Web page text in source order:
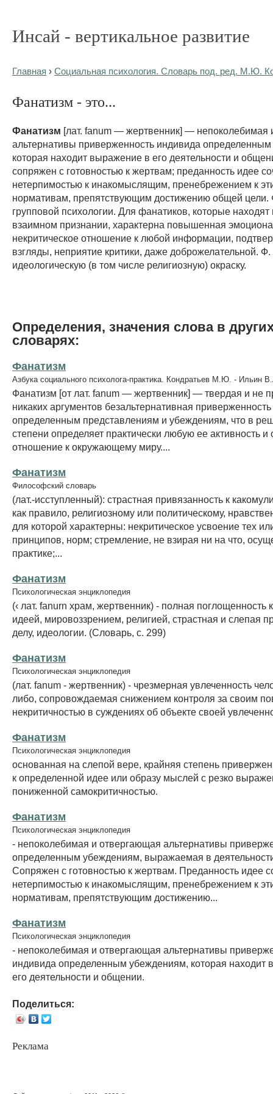
Инсай - вертикальное развитие
Главная › Социальная психология. Словарь под. ред. М.Ю.
Фанатизм - это...
Фанатизм [лат. fanum — жертвенник] — непоколебимая
альтернативы приверженность индивида
которая находит выражение в его деятельности и
сопряжен с готовностью к жертвам; преданность идее
нетерпимостью к инакомыслящим, пренебрежением к
нормативам, препятствующим достижению общей
групповой психологии. Для фанатиков, которые
взаимном признании, характерна повышенная
некритическое отношение к любой информации,
взгляды, неприятие критики, даже доброжелательной. Ф.
идеологическую (в том числе религиозную) окраску.
Определения, значения слова в
словарях:
Фанатизм
Азбука социального психолога-практика. Кондратьев М.Ю. - Ильин
Фанатизм [от лат. fanum — жертвенник] — твердая и не
никаких аргументов безальтернативная
определенным представлениям и убеждениям, что в
степени определяет практически любую ее активность и
отношение к окружающему миру....
Фанатизм
Философский словарь
(лат.-исступленный): страстная привязанность к
как правило, религиозному или политическому,
для которой характерны: некритическое усвоение тех
принципов, норм; стремление, не взирая ни на что,
практике;...
Фанатизм
Психологическая энциклопедия
(‹ лат. fanurn храм, жертвенник) - полная поглощенность
идеей, мировоззрением, религией, страстная и слепая
делу, идеологии. (Словарь, с. 299)
Фанатизм
Психологическая энциклопедия
(лат. fanum - жертвенник) - чрезмерная увлеченность
либо, сопровождаемая снижением контроля за своим
некритичностью в суждениях об объекте своей
Фанатизм
Психологическая энциклопедия
основанная на слепой вере, крайняя степень
к определенной идее или образу мыслей с резко
пониженной самокритичностью.
Фанатизм
Психологическая энциклопедия
- непоколебимая и отвергающая альтернативы
определенным убеждениям, выражаемая в
Сопряжен с готовностью к жертвам. Преданность идее
нетерпимостью к инакомыслящим, пренебрежением к
нормативам, препятствующим достижению...
Фанатизм
Психологическая энциклопедия
- непоколебимая и отвергающая альтернативы
индивида определенным убеждениям, которая находит
его деятельности и общении.
Поделиться:
Реклама